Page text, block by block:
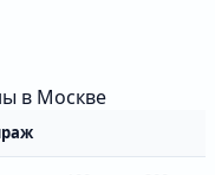
в Москве